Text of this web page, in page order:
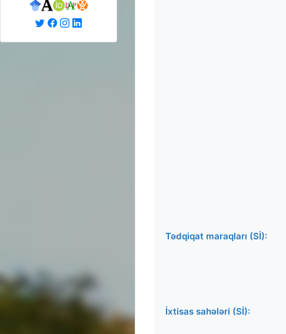
Tədqiqat maraqları (Sİ):
İxtisas sahələri (Sİ):